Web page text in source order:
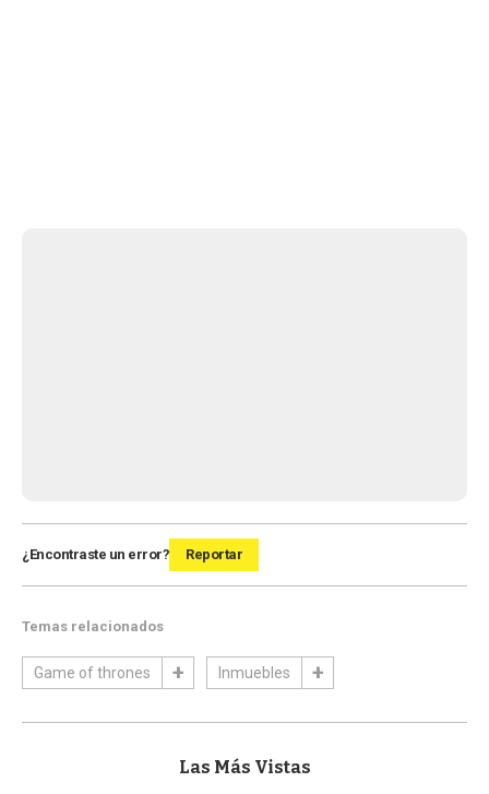
¿Encontraste un error? Reportar
Temas relacionados
Game of thrones Inmuebles
Las Más Vistas